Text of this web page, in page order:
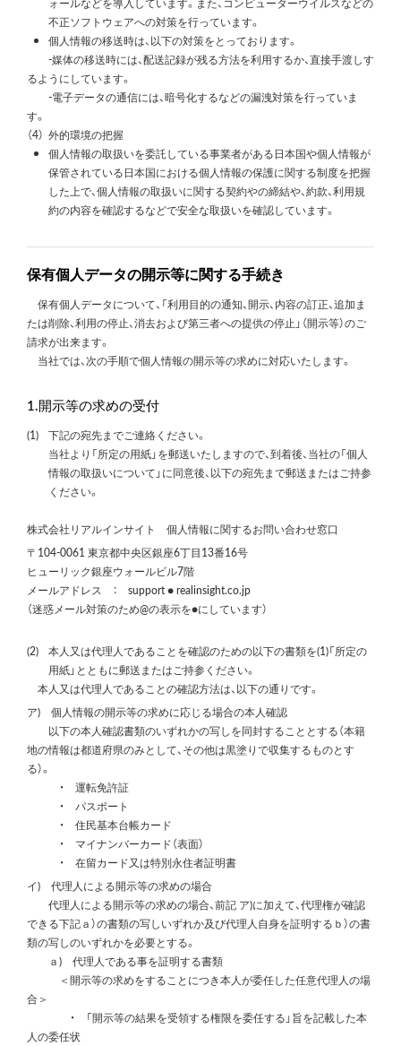
不正ソフトウェアへの対策を行っています。
個人情報の移送時は、以下の対策をとっております。
‐媒体の移送時には、配送記録が残る方法を利用するか、直接手渡しす
るようにしています。
‐電子データの通信には、暗号化するなどの漏洩対策を行っていま
す。
（4） 外的環境の把握
個人情報の取扱いを委託している事業者がある日本国や個人情報が
保管されている日本国における個人情報の保護に関する制度を把握
した上で、個人情報の取扱いに関する契約やの締結や、約款、利用規
約の内容を確認するなどで安全な取扱いを確認しています。
保有個人データの開示等に関する手続き
保有個人データについて、「利用目的の通知、開示、内容の訂正、追加ま
たは削除、利用の停止、消去および第三者への提供の停止」（開示等）のご
請求が出来ます。
当社では、次の手順で個人情報の開示等の求めに対応いたします。
1.開示等の求めの受付
(1)
下記の宛先までご連絡ください。
当社より「所定の用紙」を郵送いたしますので、到着後、当社の「個人
情報の取扱いについて」に同意後、以下の宛先まで郵送またはご持参
ください。
株式会社リアルインサイト 個人情報に関するお問い合わせ窓口
〒104-0061 東京都中央区銀座6丁目13番16号
ヒューリック銀座ウォールビル7階
メールアドレス ： support ● realinsight.co.jp
（迷惑メール対策のため@の表示を●にしています）
(2)
本人又は代理人であることを確認のための以下の書類を(1)「所定の
用紙」とともに郵送またはご持参ください。
本人又は代理人であることの確認方法は、以下の通りです。
ア) 個人情報の開示等の求めに応じる場合の本人確認
以下の本人確認書類のいずれかの写しを同封することとする（本籍
地の情報は都道府県のみとして、その他は黒塗りで収集するものとす
る）。
・ 運転免許証
・ パスポート
・ 住民基本台帳カード
・ マイナンバーカード（表面）
・ 在留カード又は特別永住者証明書
イ) 代理人による開示等の求めの場合
代理人による開示等の求めの場合、前記 ア)に加えて、代理権が確認
できる下記ａ）の書類の写しいずれか及び代理人自身を証明するｂ）の書
類の写しのいずれかを必要とする。
ａ) 代理人である事を証明する書類
＜開示等の求めをすることにつき本人が委任した任意代理人の場
合＞
・ 「開示等の結果を受領する権限を委任する」旨を記載した本
人の委任状